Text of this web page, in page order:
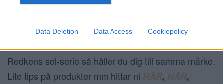
Data Deletion Data Access Cookiepolicy
Vill du vara väldigt noga så köp en solskyddande
hårvårdserie från valfritt märke. Men använder du
Redkens sol-serie så håller du dig till samma märke.
Lite tips på produkter mm hittar ni
,
,